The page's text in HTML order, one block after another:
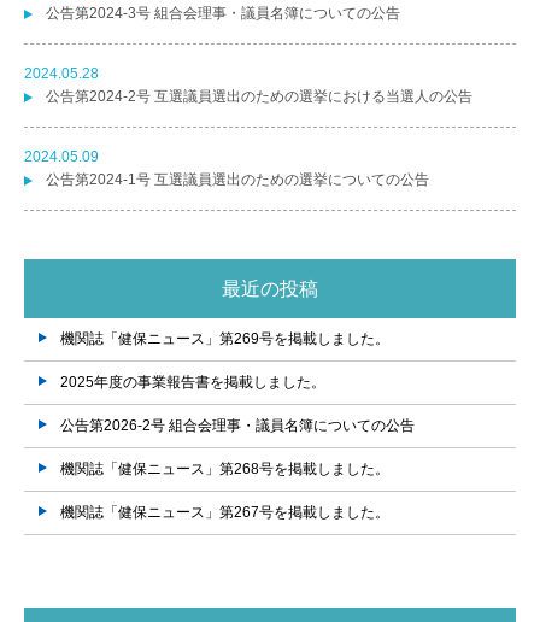
公告第2024-3号 組合会理事・議員名簿についての公告
2024.05.28
公告第2024-2号 互選議員選出のための選挙における当選人の公告
2024.05.09
公告第2024-1号 互選議員選出のための選挙についての公告
最近の投稿
機関誌「健保ニュース」第269号を掲載しました。
2025年度の事業報告書を掲載しました。
公告第2026-2号 組合会理事・議員名簿についての公告
機関誌「健保ニュース」第268号を掲載しました。
機関誌「健保ニュース」第267号を掲載しました。